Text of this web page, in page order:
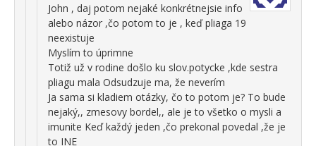
John , daj potom nejaké konkrétnejsie info
alebo názor ,čo potom to je , keď pliaga 19
neexistuje
Myslím to úprimne
Totiž už v rodine došlo ku slov.potycke ,kde sestra
pliagu mala Odsudzuje ma, že neverím
Ja sama si kladiem otázky, čo to potom je? To bude
nejaký,, zmesovy bordel,, ale je to všetko o mysli a
imunite Keď každý jeden ,čo prekonal povedal ,že je
to INE